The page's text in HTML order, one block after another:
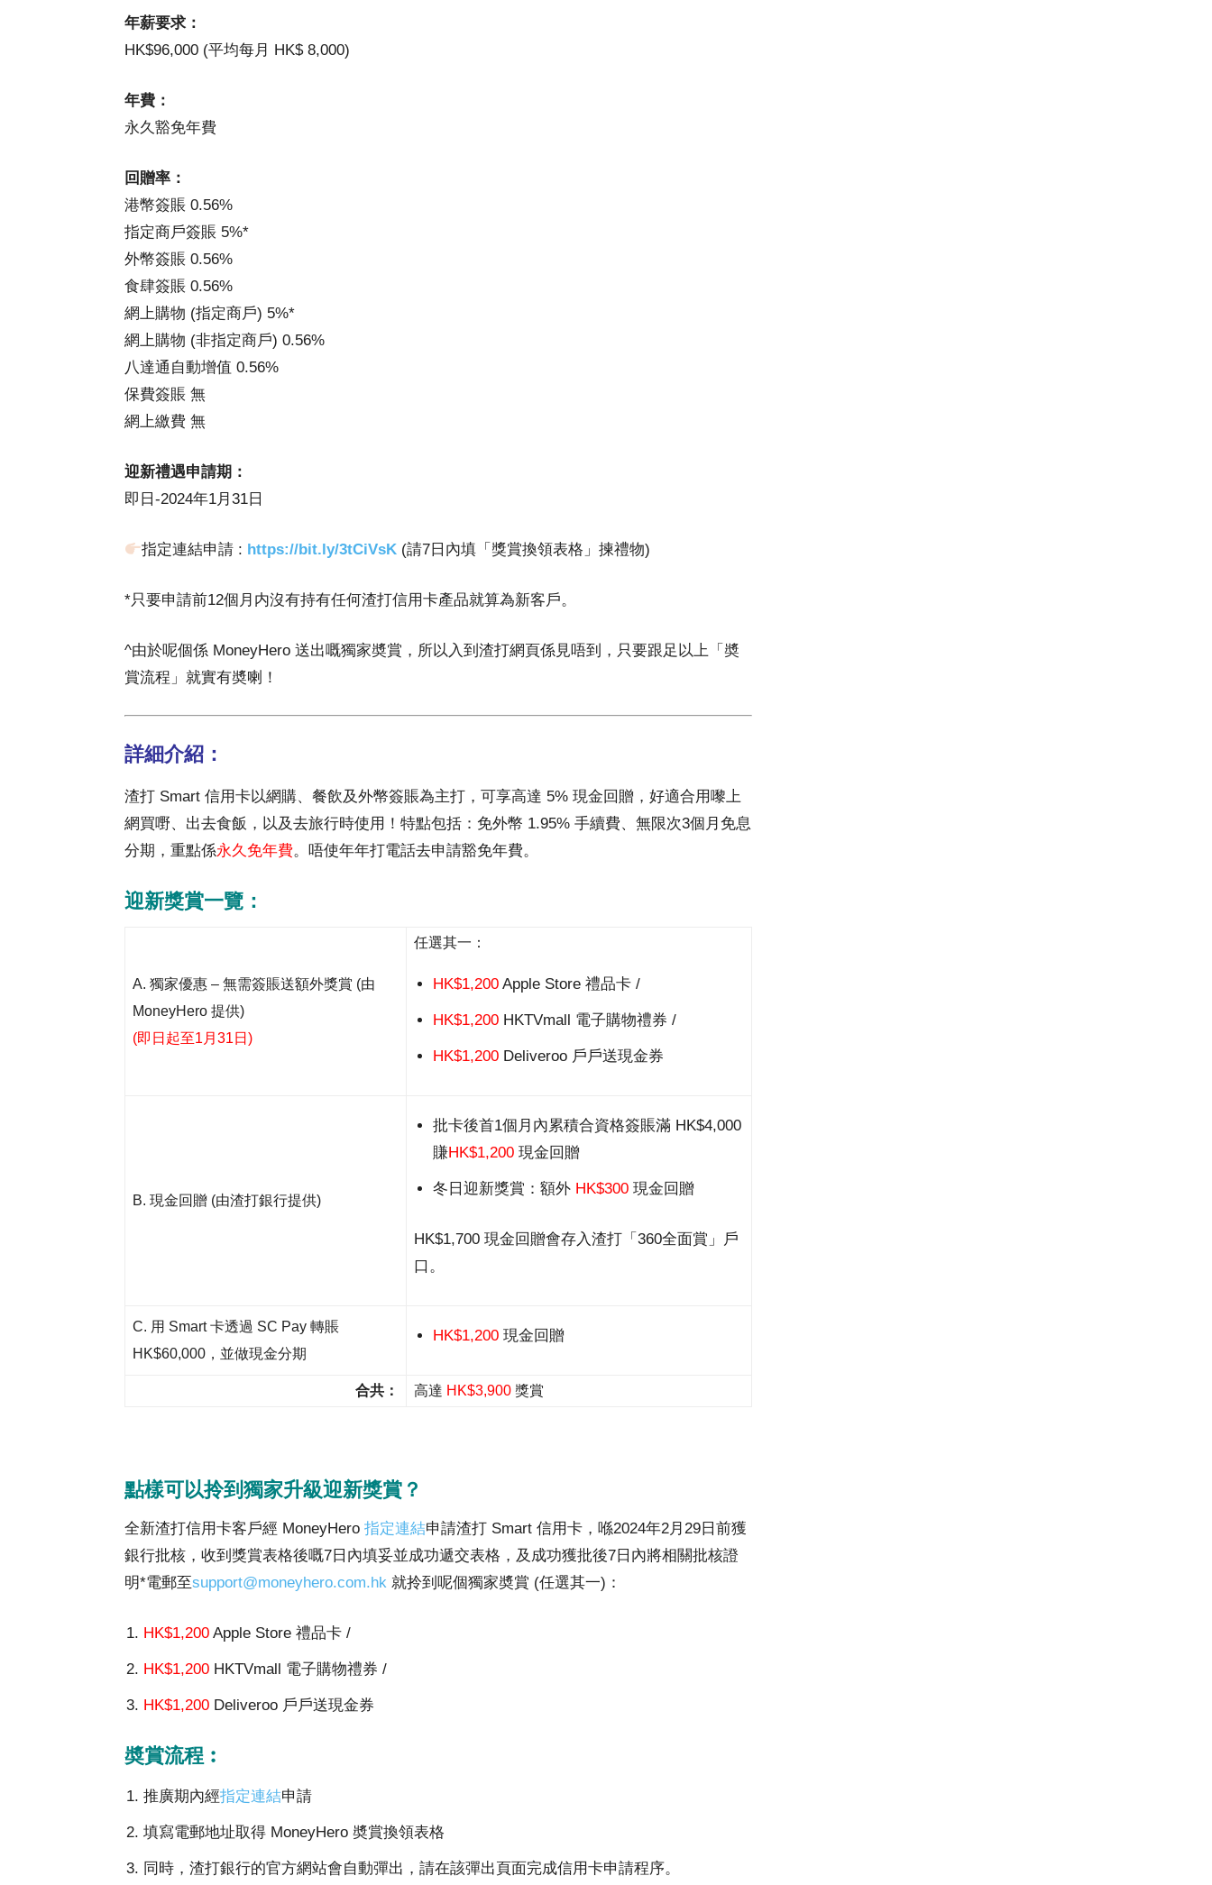
年薪要求：
HK$96,000 (平均每月 HK$ 8,000)
年費：
永久豁免年費
回贈率：
港幣簽賬 0.56%
指定商戶簽賬 5%*
外幣簽賬 0.56%
食肆簽賬 0.56%
網上購物 (指定商戶) 5%*
網上購物 (非指定商戶) 0.56%
八達通自動增值 0.56%
保費簽賬 無
網上繳費 無
迎新禮遇申請期：
即日-2024年1月31日
指定連結申請 : https://bit.ly/3tCiVsK (請7日內填「獎賞換領表格」揀禮物)
*只要申請前12個月内沒有持有任何渣打信用卡產品就算為新客戶。
^由於呢個係 MoneyHero 送出嘅獨家奬賞，所以入到渣打網頁係見唔到，只要跟足以上「奬
賞流程」就實有奬喇！
詳細介紹：
渣打 Smart 信用卡以網購、餐飲及外幣簽賬為主打，可享高達 5% 現金回贈，好適合用嚟上
網買嘢、出去食飯，以及去旅行時使用！特點包括：免外幣 1.95% 手續費、無限次3個月免息
分期，重點係永久免年費。唔使年年打電話去申請豁免年費。
迎新獎賞一覽：
A. 獨家優惠 – 無需簽賬送額外獎賞 (由
MoneyHero 提供)
(即日起至1月31日)
任選其一：
HK$1,200 Apple Store 禮品卡 /
HK$1,200 HKTVmall 電子購物禮券 /
HK$1,200 Deliveroo 戶戶送現金券
B. 現金回贈 (由渣打銀行提供)
批卡後首1個月內累積合資格簽賬滿 HK$4,000
賺HK$1,200 現金回贈
冬日迎新獎賞：額外 HK$300 現金回贈
HK$1,700 現金回贈會存入渣打「360全面賞」戶
口。
C. 用 Smart 卡透過 SC Pay 轉賬
HK$60,000，並做現金分期
HK$1,200 現金回贈
合共： 高達 HK$3,900 獎賞
點樣可以拎到獨家升級迎新獎賞？
全新渣打信用卡客戶經 MoneyHero 指定連結申請渣打 Smart 信用卡，喺2024年2月29日前獲
銀行批核，收到獎賞表格後嘅7日內填妥並成功遞交表格，及成功獲批後7日內將相關批核證
明*電郵至support@moneyhero.com.hk 就拎到呢個獨家奬賞 (任選其一)：
HK$1,200 Apple Store 禮品卡 /
HK$1,200 HKTVmall 電子購物禮券 /
HK$1,200 Deliveroo 戶戶送現金券
奬賞流程︰
推廣期內經指定連結申請
填寫電郵地址取得 MoneyHero 奬賞換領表格
同時，渣打銀行的官方網站會自動彈出，請在該彈出頁面完成信用卡申請程序。